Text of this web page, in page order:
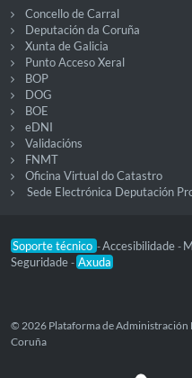
Concello de Carral
Deputación da Coruña
Xunta de Galicia
Punto Acceso Xeral
BOP
DOG
BOE
eDNI
Validacións
FNMT
Oficina Virtual do Catastro
Sede Electrónica Deputación
Soporte técnico -Accesibilidade -
Seguridade - Axuda
© 2026 Plataforma de Administración
Coruña